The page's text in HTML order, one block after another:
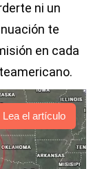
ni un
te
en cada
Lea el artículo